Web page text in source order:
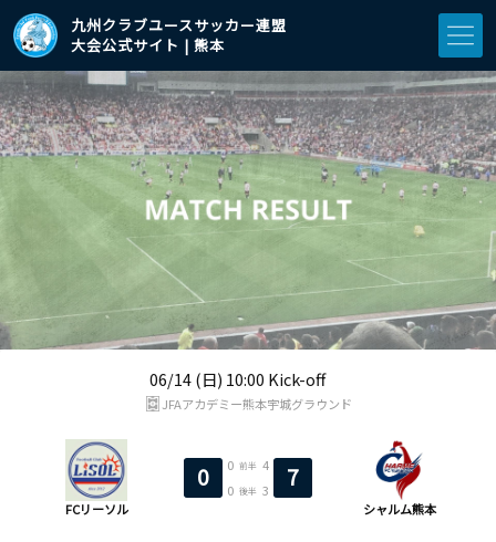
九州クラブユースサッカー連盟
大会公式サイト | 熊本
06/14 (日) 10:00 Kick-off
FCリーソル
0 0 前半 4
0 後半 3 7
シャルム熊本
JFAアカデミー熊本宇城グラウンド